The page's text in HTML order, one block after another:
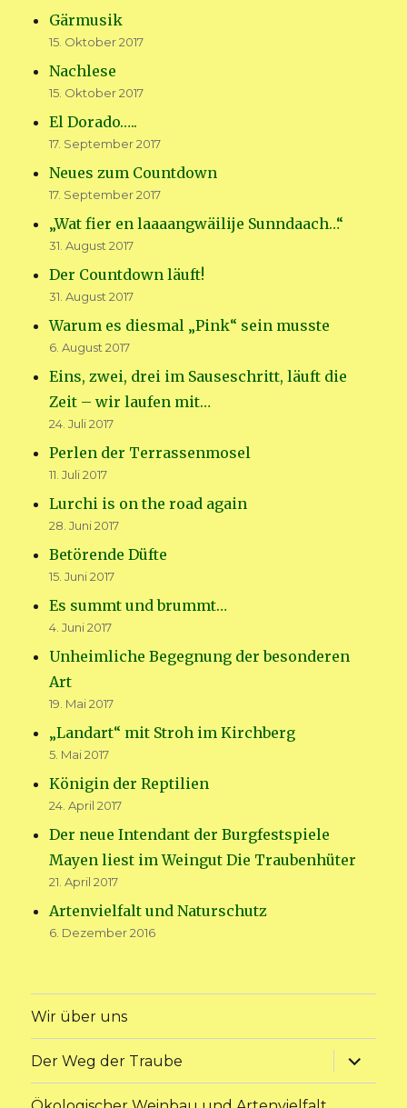
Gärmusik
15. Oktober 2017
Nachlese
15. Oktober 2017
El Dorado…..
17. September 2017
Neues zum Countdown
17. September 2017
„Wat fier en laaaangwäilije Sunndaach…“
31. August 2017
Der Countdown läuft!
31. August 2017
Warum es diesmal „Pink“ sein musste
6. August 2017
Eins, zwei, drei im Sauseschritt, läuft die
Zeit – wir laufen mit…
24. Juli 2017
Perlen der Terrassenmosel
11. Juli 2017
Lurchi is on the road again
28. Juni 2017
Betörende Düfte
15. Juni 2017
Es summt und brummt…
4. Juni 2017
Unheimliche Begegnung der besonderen
Art
19. Mai 2017
„Landart“ mit Stroh im Kirchberg
5. Mai 2017
Königin der Reptilien
24. April 2017
Der neue Intendant der Burgfestspiele
Mayen liest im Weingut Die Traubenhüter
21. April 2017
Artenvielfalt und Naturschutz
6. Dezember 2016
Wir über uns
Der Weg der Traube